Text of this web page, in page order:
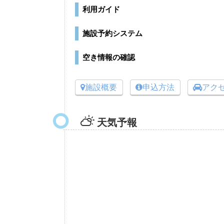
利用ガイド
施設予約システム
空き情報の確認
施設概要 申込方法 アク
天気予報